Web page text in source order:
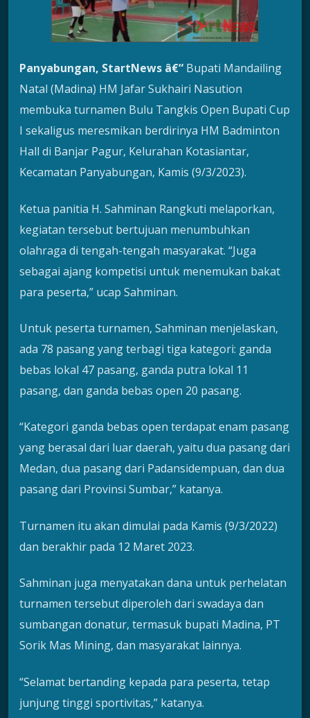
Panyabungan, StartNews â€“ Bupati Mandailing
Natal (Madina) HM Jafar Sukhairi Nasution
membuka turnamen Bulu Tangkis Open Bupati Cup
I sekaligus meresmikan berdirinya HM Badminton
Hall di Banjar Pagur, Kelurahan Kotasiantar,
Kecamatan Panyabungan, Kamis (9/3/2023).
Ketua panitia H. Sahminan Rangkuti melaporkan,
kegiatan tersebut bertujuan menumbuhkan
olahraga di tengah-tengah masyarakat. “Juga
sebagai ajang kompetisi untuk menemukan bakat
para peserta,” ucap Sahminan.
Untuk peserta turnamen, Sahminan menjelaskan,
ada 78 pasang yang terbagi tiga kategori: ganda
bebas lokal 47 pasang, ganda putra lokal 11
pasang, dan ganda bebas open 20 pasang.
“Kategori ganda bebas open terdapat enam pasang
yang berasal dari luar daerah, yaitu dua pasang dari
Medan, dua pasang dari Padansidempuan, dan dua
pasang dari Provinsi Sumbar,” katanya.
Turnamen itu akan dimulai pada Kamis (9/3/2022)
dan berakhir pada 12 Maret 2023.
Sahminan juga menyatakan dana untuk perhelatan
turnamen tersebut diperoleh dari swadaya dan
sumbangan donatur, termasuk bupati Madina, PT
Sorik Mas Mining, dan masyarakat lainnya.
“Selamat bertanding kepada para peserta, tetap
junjung tinggi sportivitas,” katanya.